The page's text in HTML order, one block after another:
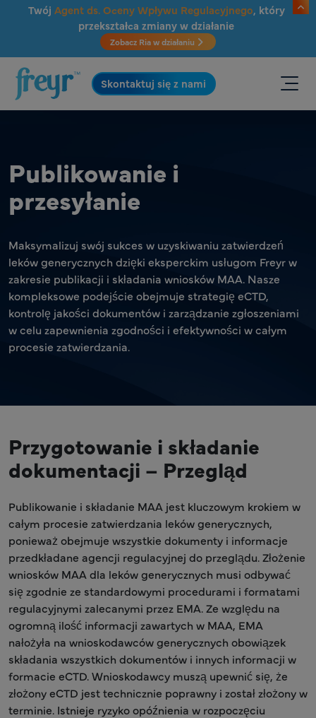
Przejdź do głównej treści
Twój Agent ds. Oceny Wpływu Regulacyjnego, który
przekształca zmiany w działanie
Zobacz Ria w działaniu
.
Skontaktuj się z nami
Publikowanie i
przesyłanie
Maksymalizuj swój sukces w uzyskiwaniu zatwierdzeń
leków generycznych dzięki eksperckim usługom Freyr w
zakresie publikacji i składania wniosków MAA. Nasze
kompleksowe podejście obejmuje strategię eCTD,
kontrolę jakości dokumentów i zarządzanie zgłoszeniami
w celu zapewnienia zgodności i efektywności w całym
procesie zatwierdzania.
Przygotowanie i składanie
dokumentacji – Przegląd
Publikowanie i składanie MAA jest kluczowym krokiem w
całym procesie zatwierdzania leków generycznych,
ponieważ obejmuje wszystkie dokumenty i informacje
przedkładane agencji regulacyjnej do przeglądu. Złożenie
wniosków MAA dla leków generycznych musi odbywać
się zgodnie ze standardowymi procedurami i formatami
regulacyjnymi zalecanymi przez EMA. Ze względu na
ogromną ilość informacji zawartych w MAA, EMA
nałożyła na wnioskodawców generycznych obowiązek
składania wszystkich dokumentów i innych informacji w
formacie eCTD. Wnioskodawcy muszą upewnić się, że
złożony eCTD jest technicznie poprawny i został złożony w
terminie. Istnieje ryzyko opóźnienia w rozpoczęciu